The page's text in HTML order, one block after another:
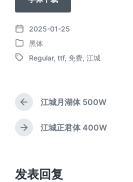
发
布
日
2025-01-25
发
布
黑体
标
Regular, ttf, 免费, 江城
上
篇
文
章
江城月湖体 500W
下
：
江城正君体 400W
发表回复